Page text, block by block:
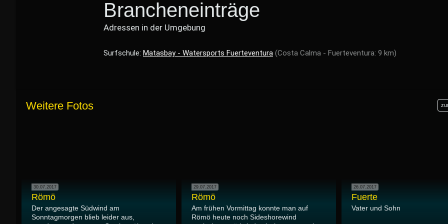
Brancheneinträge
Adressen in der Umgebung
Surfschule: Matasbay - Watersports Fuerteventura (Costa Calma - Fuerteventura: 9 km)
Weitere Fotos
30.07.2017
Römö
Der angesagte Südwind am
Sonntagmorgen blieb leider aus,
29.07.2017
Römö
Am frühen Vormittag konnte man auf
Römö heute noch Sideshorewind
26.07.2017
Fuerte
Vater und Sohn